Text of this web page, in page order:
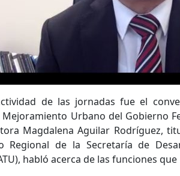
de las jornadas fue el
Urbano del Gobierno
Magdalena Aguilar Rodríguez,
Regional de la Secretaría de
habló acerca de las funciones